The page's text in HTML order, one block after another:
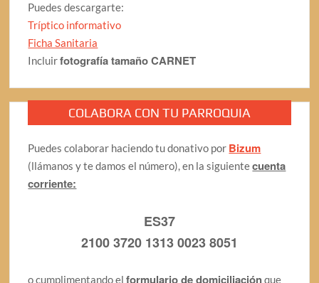
Puedes descargarte:
Tríptico informativo
Ficha Sanitaria
Incluirfotografía tamaño CARNET
COLABORA CON TU PARROQUIA
Puedes colaborar haciendo tu donativo por Bizum
(llámanos y te damos el número), en la siguientecuenta
corriente:
ES37
2100 3720 1313 0023 8051
o cumplimentando elformulario de domiciliaciónque